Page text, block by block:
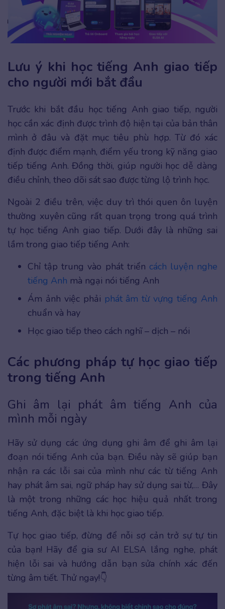
Lưu ý khi học tiếng Anh giao tiếp
cho người mới bắt đầu
Trước khi bắt đầu học tiếng Anh giao tiếp, người
học cần xác định được trình độ hiện tại của bản thân
mình ở đâu và đặt mục tiêu phù hợp. Từ đó xác
định được điểm mạnh, điểm yếu trong kỹ năng giao
tiếp tiếng Anh. Đồng thời, giúp người học dễ dàng
điều chỉnh, theo dõi sát sao được từng lộ trình học.
Ngoài 2 điều trên, việc duy trì thói quen ôn luyện
thường xuyên cũng rất quan trọng trong quá trình
tự học tiếng Anh giao tiếp. Dưới đây là những sai
lầm trong giao tiếp tiếng Anh:
Chỉ tập trung vào phát triển cách luyện nghe
tiếng Anh mà ngại nói tiếng Anh
Ám ảnh việc phải phát âm từ vựng tiếng Anh
chuẩn và hay
Học giao tiếp theo cách nghĩ – dịch – nói
Các phương pháp tự học giao tiếp
trong tiếng Anh
Ghi âm lại phát âm tiếng Anh của
mình mỗi ngày
Hãy sử dụng các ứng dụng ghi âm để ghi âm lại
đoạn nói tiếng Anh của bạn. Điều này sẽ giúp bạn
nhận ra các lỗi sai của mình như các từ tiếng Anh
hay phát âm sai, ngữ pháp hay sử dụng sai từ,… Đây
là một trong những các học hiệu quả nhất trong
tiếng Anh, đặc biệt là khi học giao tiếp.
Tự học giao tiếp, đừng để nỗi sợ cản trở sự tự tin
của bạn! Hãy để gia sư AI ELSA lắng nghe, phát
hiện lỗi sai và hướng dẫn bạn sửa chính xác đến
từng âm tiết. Thử ngay!👇